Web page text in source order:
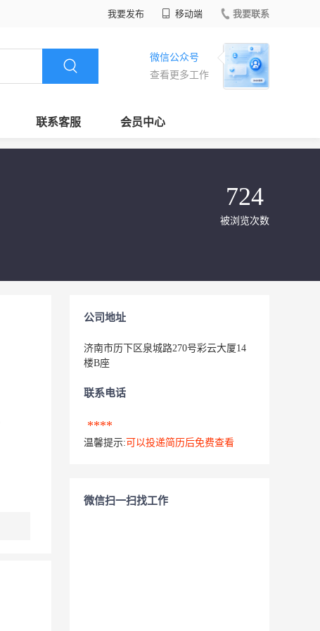
我要发布 移动端 我要联系
微信公众号
查看更多工作
联系客服 会员中心
724
被浏览次数
公司地址
济南市历下区泉城路270号彩云大厦14
楼B座
联系电话
****
温馨提示: 可以投递简历后免费查看
微信扫一扫找工作